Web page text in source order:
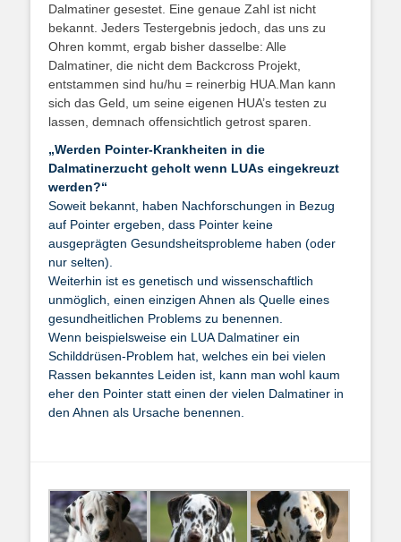
Dalmatiner gesestet. Eine genaue Zahl ist nicht
bekannt. Jeders Testergebnis jedoch, das uns zu
Ohren kommt, ergab bisher dasselbe: Alle
Dalmatiner, die nicht dem Backcross Projekt,
entstammen sind hu/hu = reinerbig HUA.Man kann
sich das Geld, um seine eigenen HUA’s testen zu
lassen, demnach offensichtlich getrost sparen.
„Werden Pointer-Krankheiten in die
Dalmatinerzucht geholt wenn LUAs eingekreuzt
werden?“
Soweit bekannt, haben Nachforschungen in Bezug
auf Pointer ergeben, dass Pointer keine
ausgeprägten Gesundsheitsprobleme haben (oder
nur selten).
Weiterhin ist es genetisch und wissenschaftlich
unmöglich, einen einzigen Ahnen als Quelle eines
gesundheitlichen Problems zu benennen.
Wenn beispielsweise ein LUA Dalmatiner ein
Schilddrüsen-Problem hat, welches ein bei vielen
Rassen bekanntes Leiden ist, kann man wohl kaum
eher den Pointer statt einen der vielen Dalmatiner in
den Ahnen als Ursache benennen.